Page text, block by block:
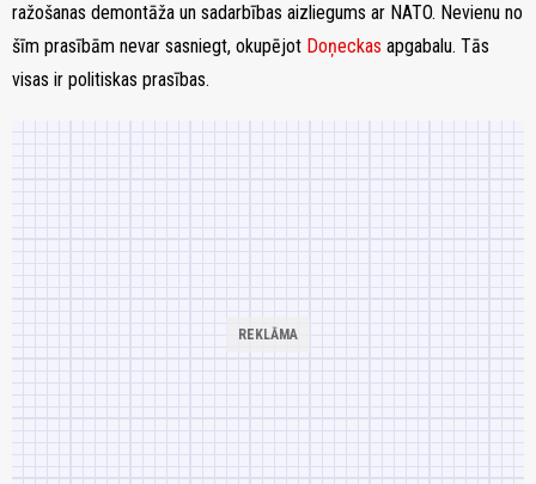
ražošanas demontāža un sadarbības aizliegums ar NATO. Nevienu no
šīm prasībām nevar sasniegt, okupējot Doņeckas apgabalu. Tās
visas ir politiskas prasības.